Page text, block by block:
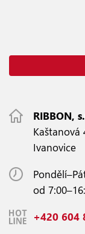
RIBBON,
Kaštanová
Ivanovice
od
+420 604